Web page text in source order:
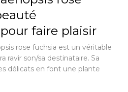
faire plaisir
rose fuchsia est un véritable
ravir son/sa destinataire. Sa
délicats en font une plante